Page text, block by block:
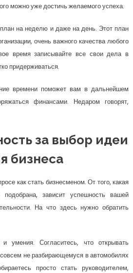
можно уже достичь желаемого успеха.
на неделю и даже на день. Этот план
очень важного качества любого
время записывайте все свои дела в
придерживаться.
времени поможет вам в дальнейшем
финансами. Недаром говорят,
за выбор идеи
бизнеса
как стать бизнесменом. От того, какая
зависит успешность вашей
На что здесь нужно обратить
умения. Согласитесь, что открывать
не разбирающемуся в автомобилях
просто стать руководителем,